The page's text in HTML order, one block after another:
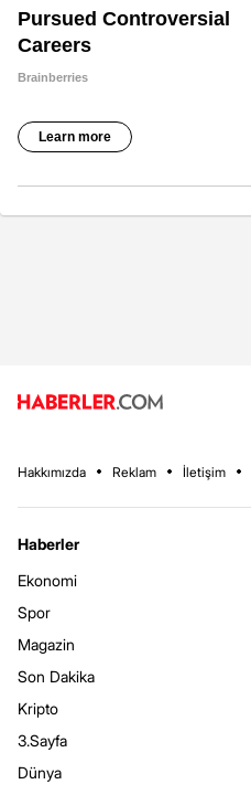
Hakkımızda Reklam İletişim
Haberler
Ekonomi
Spor
Magazin
Son Dakika
Kripto
3.Sayfa
Dünya